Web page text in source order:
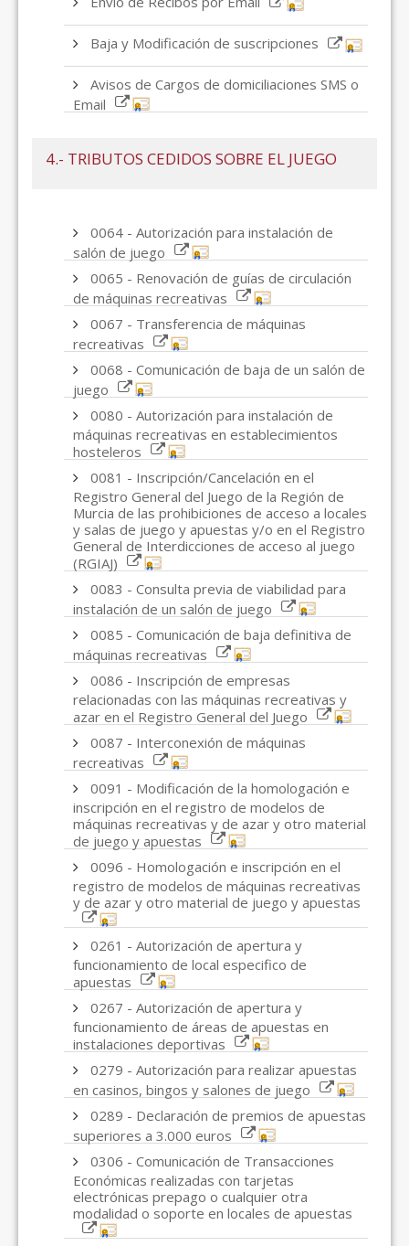
Baja y Modificación de suscripciones
Avisos de Cargos de domiciliaciones SMS o
Email
4.- TRIBUTOS CEDIDOS SOBRE EL JUEGO
0064 - Autorización para instalación de
salón de juego
0065 - Renovación de guías de circulación
de máquinas recreativas
0067 - Transferencia de máquinas
recreativas
0068 - Comunicación de baja de un salón de
juego
0080 - Autorización para instalación de
máquinas recreativas en establecimientos
hosteleros
0081 - Inscripción/Cancelación en el
Registro General del Juego de la Región de
Murcia de las prohibiciones de acceso a locales
y salas de juego y apuestas y/o en el Registro
General de Interdicciones de acceso al juego
(RGIAJ)
0083 - Consulta previa de viabilidad para
instalación de un salón de juego
0085 - Comunicación de baja definitiva de
máquinas recreativas
0086 - Inscripción de empresas
relacionadas con las máquinas recreativas y
azar en el Registro General del Juego
0087 - Interconexión de máquinas
recreativas
0091 - Modificación de la homologación e
inscripción en el registro de modelos de
máquinas recreativas y de azar y otro material
de juego y apuestas
0096 - Homologación e inscripción en el
registro de modelos de máquinas recreativas
y de azar y otro material de juego y apuestas
0261 - Autorización de apertura y
funcionamiento de local especifico de
apuestas
0267 - Autorización de apertura y
funcionamiento de áreas de apuestas en
instalaciones deportivas
0279 - Autorización para realizar apuestas
en casinos, bingos y salones de juego
0289 - Declaración de premios de apuestas
superiores a 3.000 euros
0306 - Comunicación de Transacciones
Económicas realizadas con tarjetas
electrónicas prepago o cualquier otra
modalidad o soporte en locales de apuestas